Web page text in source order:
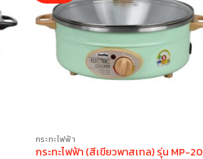
กระทะไฟฟ้า
กระทะไฟฟ้า (สีเขียวพาสเทล) รุ่น MP-20